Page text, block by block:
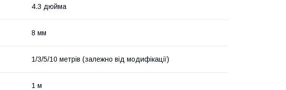
4.3 дюйма
8 мм
1/3/5/10 метрів (залежно від модифікації)
1 м